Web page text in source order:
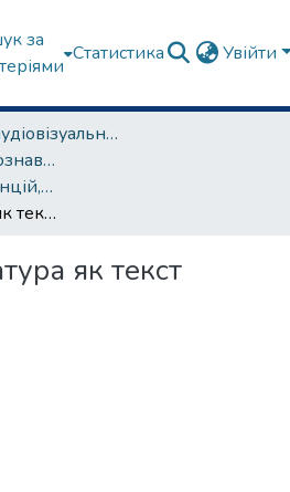
за
Статистика Увійти
Факультет аудіовізуального мистецтва
Кафедра мистецтвознавства
матеріали конференцій, семінарів, круглих столів та ін.
Світова література як текст культури
як текст